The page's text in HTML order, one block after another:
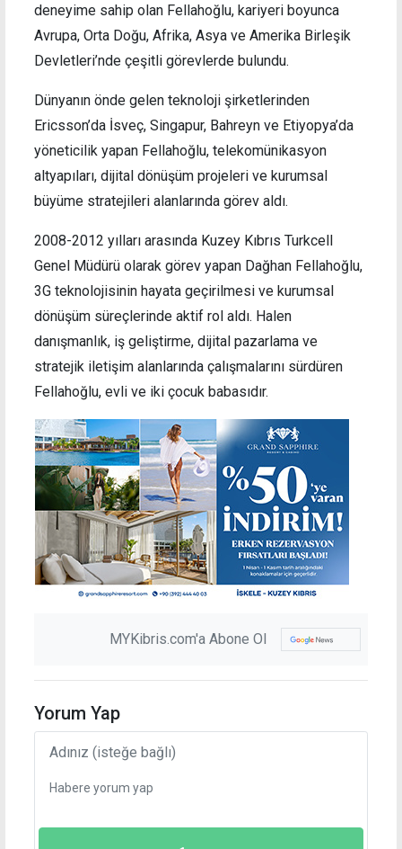
deneyime sahip olan Fellahoğlu, kariyeri boyunca
Avrupa, Orta Doğu, Afrika, Asya ve Amerika Birleşik
Devletleri’nde çeşitli görevlerde bulundu.
Dünyanın önde gelen teknoloji şirketlerinden
Ericsson’da İsveç, Singapur, Bahreyn ve Etiyopya’da
yöneticilik yapan Fellahoğlu, telekomünikasyon
altyapıları, dijital dönüşüm projeleri ve kurumsal
büyüme stratejileri alanlarında görev aldı.
2008-2012 yılları arasında Kuzey Kıbrıs Turkcell
Genel Müdürü olarak görev yapan Dağhan Fellahoğlu,
3G teknolojisinin hayata geçirilmesi ve kurumsal
dönüşüm süreçlerinde aktif rol aldı. Halen
danışmanlık, iş geliştirme, dijital pazarlama ve
stratejik iletişim alanlarında çalışmalarını sürdüren
Fellahoğlu, evli ve iki çocuk babasıdır.
MYKibris.com'a Abone Ol
Yorum Yap